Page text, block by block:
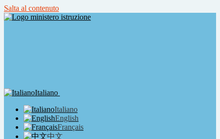
Salta al contenuto
Italiano
Italiano
English
Français
中文